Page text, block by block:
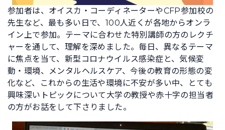
参加者は、オイスカ・コーディネーターやCFP参加校の
先生など、最も多い日で、100人近くが各地からオンラ
イン上で参加。テーマに合わせた特別講師の方のレクチ
ャーを通して、理解を深めました。毎日、異なるテーマ
に焦点を当て、新型コロナウイルス感染症と、気候変
動・環境、メンタルヘルスケア、今後の教育の形態の変
化など、これからの生活や環境に不安が多い中、とても
興味深いトピックについて大学の教授や赤十字の担当者
の方がお話をして下さりました。